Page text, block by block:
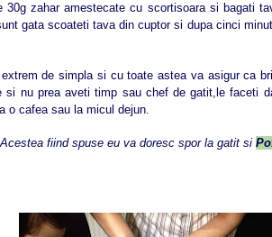
30g zahar amestecate cu scortisoara si bagati
gata scoateti tava din cuptor si dupa cinci
de simpla si cu toate astea va asigur ca
nu prea aveti timp sau chef de gatit,le faceti
o cafea sau la micul dejun.
Acestea fiind spuse eu va doresc spor la gatit si